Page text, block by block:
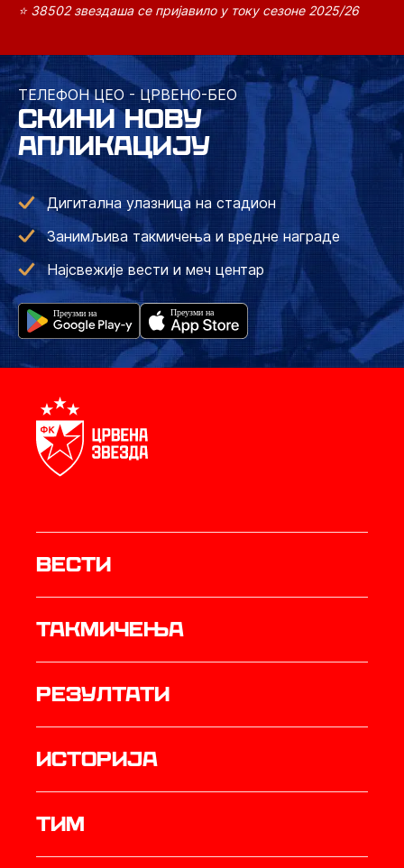
⭐ 38502 звездаша се пријавило у току сезоне 2025/26
ТЕЛЕФОН ЦЕО - ЦРВЕНО-БЕО
СКИНИ НОВУ
АПЛИКАЦИЈУ
Дигитална улазница на стадион
Занимљива такмичења и вредне награде
Најсвежије вести и меч центар
Вести
Такмичења
резултати
историја
ТИМ